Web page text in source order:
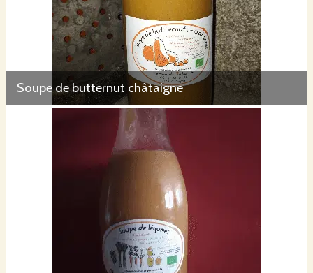
Soupe de butternut châtaigne